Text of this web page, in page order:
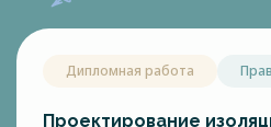
Дипломная работа
Проектирование